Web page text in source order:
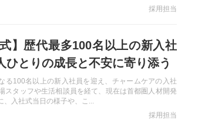
採用担当
】歴代最多100名以上の新入社
ひとりの成長と不安に寄り添う
る100名以上の新入社員を迎え、チャームケアの入社
スタッフや生活相談員を経て、現在は首都圏人材開発
、入社式当日の様子や、こ...
採用担当
記事を読む